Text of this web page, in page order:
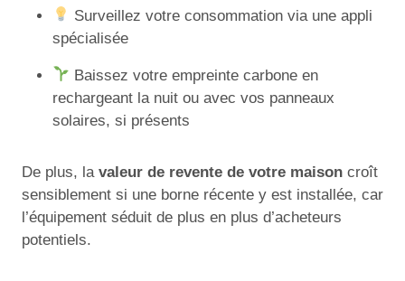
Surveillez votre consommation via une appli
spécialisée
Baissez votre empreinte carbone en
rechargeant la nuit ou avec vos panneaux
solaires, si présents
De plus, la valeur de revente de votre maison croît
sensiblement si une borne récente y est installée, car
l’équipement séduit de plus en plus d’acheteurs
potentiels.